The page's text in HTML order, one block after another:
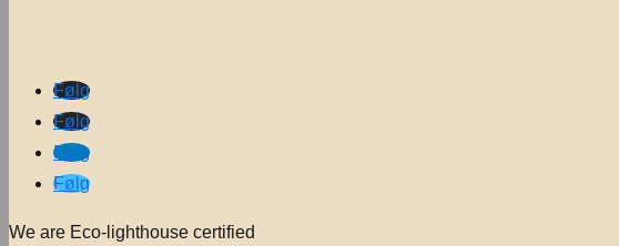
Følg
Følg
Følg
Følg
We are Eco-lighthouse certified